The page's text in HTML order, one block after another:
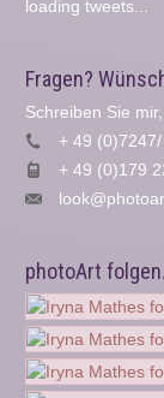
loading tweets...
Fragen?
Schreiben Sie
+ 49
+ 49 (0)179
photoArt folgen.